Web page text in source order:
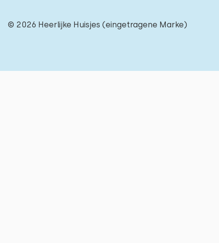
© 2026 Heerlijke Huisjes (eingetragene Marke)